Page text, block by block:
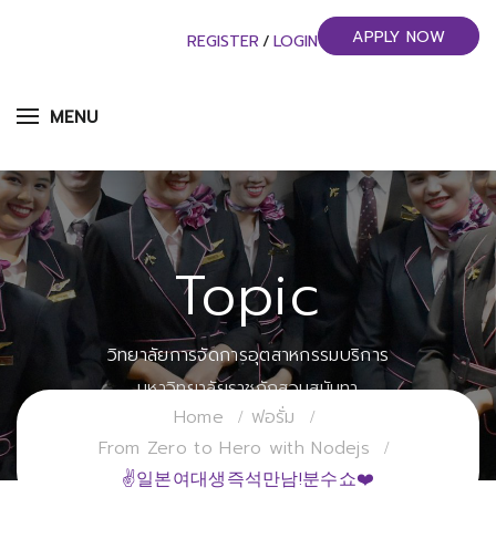
MENU
REGISTER / LOGIN APPLY NOW
Topic
วิทยาลัยการจัดการอุตสาหกรรมบริการ
มหาวิทยาลัยราชภัฏสวนสุนันทา
Home
ฟอรั่ม
From Zero to Hero with Nodejs
✌일본여대생즉석만남!분수쇼❤️